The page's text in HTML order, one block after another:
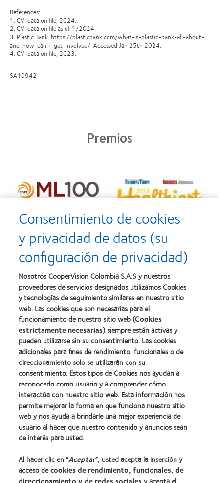
References:
1. CVI data on file, 2024.
2. CVI data on file as of 1/2024.
3. Plastic Bank. https://plasticbank.com/what-is-plastic-bank-all-about-
and-how-can-i-get-involved/. Accessed Jan 25th 2024.
4. CVI data on file, 2023.
SA10942
Premios
Nuestros productos
Encuentra tu lente
Tecnología de lentes de contacto
Lentes de contacto y visión
Usuario con experiencia
Consentimiento de cookies
y privacidad de datos (su
configuración de privacidad)
Nosotros CooperVision Colombia S.A.S y nuestros
proveedores de servicios designados utilizamos Cookies
y tecnologías de seguimiento similares en nuestro sitio
web. Las cookies que son necesarias para el
funcionamiento de nuestro sitio web (Cookies
estrictamente necesarias) siempre están activas y
pueden utilizarse sin su consentimiento. Las cookies
adicionales para fines de rendimiento, funcionales o de
direccionamiento solo se utilizarán con su
consentimiento. Estos tipos de Cookies nos ayudan a
reconocerlo como usuario y a comprender cómo
interactúa con nuestro sitio web. Esta información nos
permite mejorar la forma en que funciona nuestro sitio
web y nos ayuda a brindarle una mejor experiencia de
usuario al hacer que nuestro contenido y anuncios sean
de interés para usted.
Al hacer clic en “Aceptar”, usted acepta la inserción y
acceso decookies de rendimiento, funcionales, de
direccionamiento y de redes socialesy acepta el